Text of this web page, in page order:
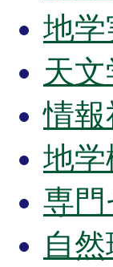
地
天文
情
地
専
自